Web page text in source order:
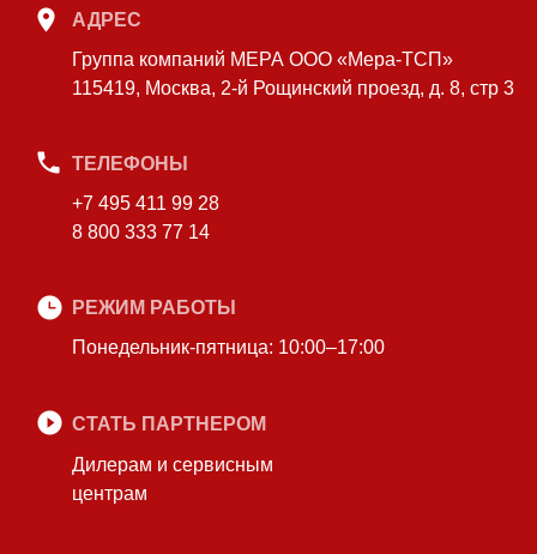
АДРЕС
Группа компаний МЕРА ООО «Мера-ТСП»
115419, Москва, 2-й Рощинский проезд, д. 8, стр 3
ТЕЛЕФОНЫ
+7 495 411 99 28
8 800 333 77 14
РЕЖИМ РАБОТЫ
Понедельник-пятница: 10:00–17:00
СТАТЬ ПАРТНЕРОМ
Дилерам и сервисным
центрам